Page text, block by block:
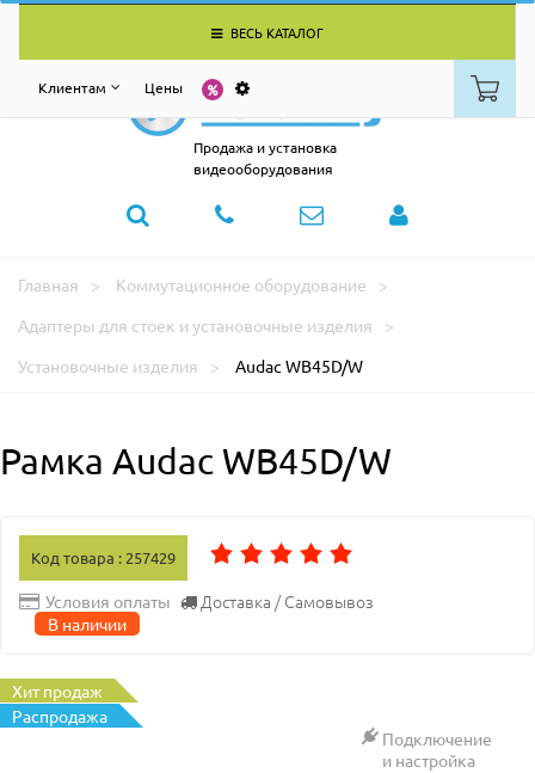
ВЕСЬ КАТАЛОГ
Клиентам Цены
Продажа и установка
видеооборудования
Главная
Коммутационное оборудование
Адаптеры для стоек и установочные изделия
Установочные изделия
Audac WB45D/W
Рамка Audac WB45D/W
Код товара : 257429
Условия оплаты Доставка / Самовывоз
В наличии
Хит продаж
Распродажа
Подключение
и настройка